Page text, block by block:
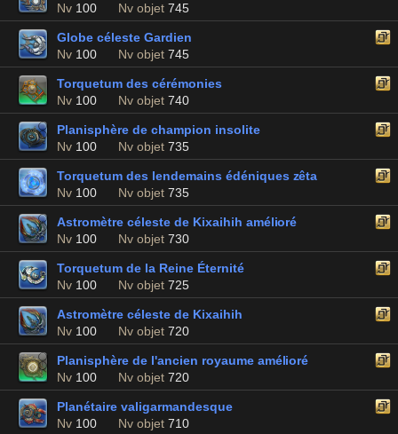
Nv 100 Nv objet 745
Globe céleste Gardien
Nv 100 Nv objet 745
Torquetum des cérémonies
Nv 100 Nv objet 740
Planisphère de champion insolite
Nv 100 Nv objet 735
Torquetum des lendemains édéniques zêta
Nv 100 Nv objet 735
Astromètre céleste de Kixaihih amélioré
Nv 100 Nv objet 730
Torquetum de la Reine Éternité
Nv 100 Nv objet 725
Astromètre céleste de Kixaihih
Nv 100 Nv objet 720
Planisphère de l'ancien royaume amélioré
Nv 100 Nv objet 720
Planétaire valigarmandesque
Nv 100 Nv objet 710